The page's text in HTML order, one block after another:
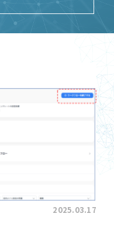
2025.03.17